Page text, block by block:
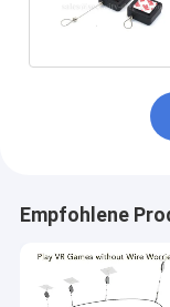
Empfohlene